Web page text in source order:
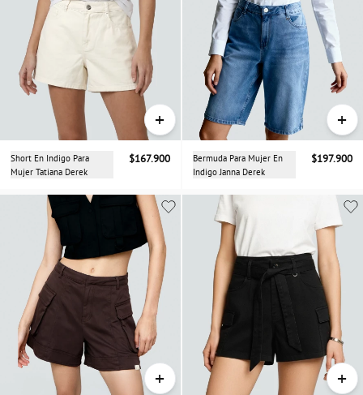
+
Short En Indigo Para
Mujer Tatiana Derek
$167.900
+
Bermuda Para Mujer En
Indigo Janna Derek
$197.900
+ +